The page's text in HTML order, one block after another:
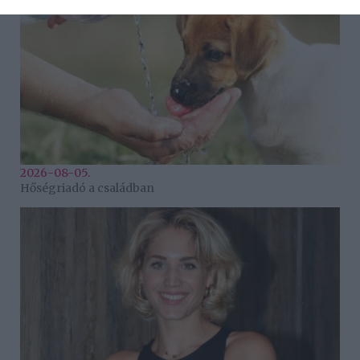
2026-08-05.
Hőségriadó a családban